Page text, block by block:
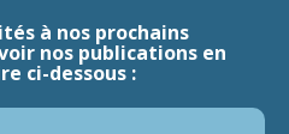
à nos prochains
nos publications en
ci-dessous :